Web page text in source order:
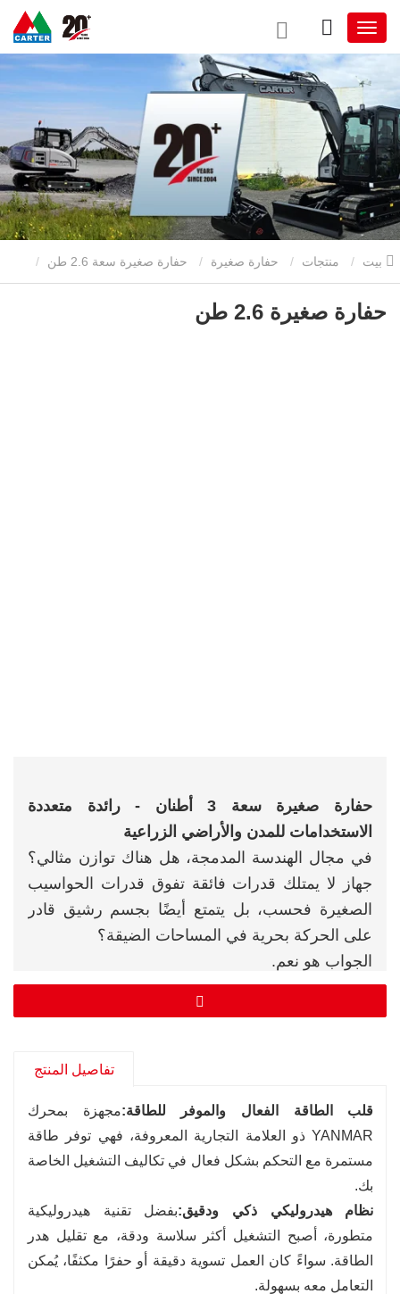
منتجات حفارة صغيرة حفارة صغيرة سعة 2.6 طن
حفارة صغيرة 2.6 طن
حفارة صغيرة 2.6 طن
حفارة صغيرة سعة 3 أطنان - رائدة متعددة
الاستخدامات للمدن والأراضي الزراعية
في مجال الهندسة المدمجة، هل هناك توازن مثالي؟
جهاز لا يمتلك قدرات فائقة تفوق قدرات الحواسيب
الصغيرة فحسب، بل يتمتع أيضًا بجسم رشيق قادر
على الحركة بحرية في المساحات الضيقة؟
الجواب هو نعم.
مرحبًا بكم في تجربة حفارة كارتر 2.6 طن - "مقياسنا
الذهبي" المصمم بدقة متناهية. إنها ليست مجرد ترقية
مصمم خصيصًا لسدّ الفجوة بين "بعيد المنال"
طن ويبدو أن الآلة التي يبلغ وزنها 3.8 طن قد
استُخدمت بشكل مفرط، فهي بلا شك خياركم
الحكيم.
تفاصيل المنتج
قلب الطاقة الفعال والموفر للطاقة:مجهزة بمحرك
YANMAR ذو العلامة التجارية المعروفة، فهي توفر طاقة
مستمرة مع التحكم بشكل فعال في تكاليف التشغيل الخاصة
بك.
نظام هيدروليكي ذكي ودقيق:بفضل تقنية هيدروليكية
متطورة، أصبح التشغيل أكثر سلاسة ودقة، مع تقليل هدر
الطاقة. سواءً كان العمل تسوية دقيقة أو حفرًا مكثفًا، يُمكن
التعامل معه بسهولة.